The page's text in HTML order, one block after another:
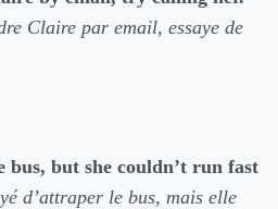
Claire par email, essaye de
bus, but she couldn’t run fast
d’attraper le bus, mais elle